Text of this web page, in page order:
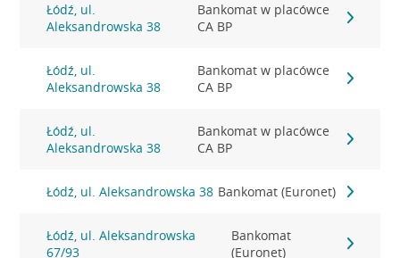
Łódź, ul.
Aleksandrowska 38
Bankomat w placówce
CA BP
Łódź, ul.
Aleksandrowska 38
Bankomat w placówce
CA BP
Łódź, ul.
Aleksandrowska 38
Bankomat w placówce
CA BP
Łódź, ul. Aleksandrowska 38 Bankomat (Euronet)
Łódź, ul. Aleksandrowska
67/93
Bankomat
(Euronet)